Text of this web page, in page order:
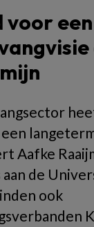
voor een
Aafke
de
ook